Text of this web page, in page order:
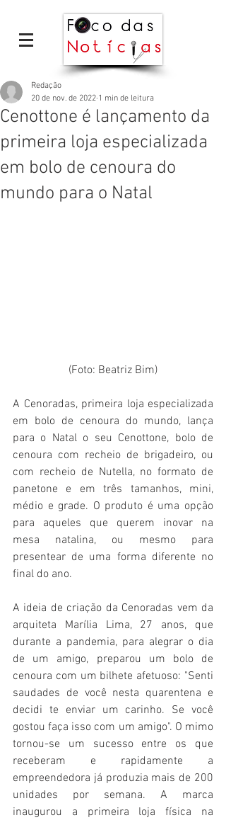
Cenottone é lançamento da
primeira loja especializada
em bolo de cenoura do
mundo para o Natal
Redação
20 de nov. de 2022 1 min de leitura
(Foto: Beatriz Bim)
A Cenoradas, primeira loja especializada
em bolo de cenoura do mundo, lança
para o Natal o seu Cenottone, bolo de
cenoura com recheio de brigadeiro, ou
com recheio de Nutella, no formato de
panetone e em três tamanhos, mini,
médio e grade. O produto é uma opção
para aqueles que querem inovar na
mesa natalina, ou mesmo para
presentear de uma forma diferente no
final do ano.
A ideia de criação da Cenoradas vem da
arquiteta Marília Lima, 27 anos, que
durante a pandemia, para alegrar o dia
de um amigo, preparou um bolo de
cenoura com um bilhete afetuoso: "Senti
saudades de você nesta quarentena e
decidi te enviar um carinho. Se você
gostou faça isso com um amigo". O mimo
tornou-se um sucesso entre os que
receberam e rapidamente a
empreendedora já produzia mais de 200
unidades por semana. A marca
inaugurou a primeira loja física na